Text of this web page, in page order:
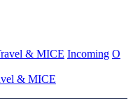
& MICE Incoming О
& MICE